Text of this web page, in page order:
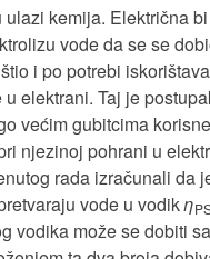
ulazi kemija. Električna
vode da se se
i po potrebi
elektrani. Taj je
većim gubitcima
njezinoj pohrani u
rada izračunali da
vode u vodikη
vodika može se dobiti